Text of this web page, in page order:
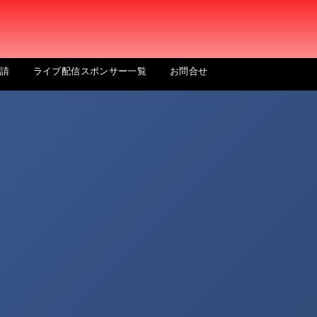
ライブ配信スポンサー一覧 お問合せ